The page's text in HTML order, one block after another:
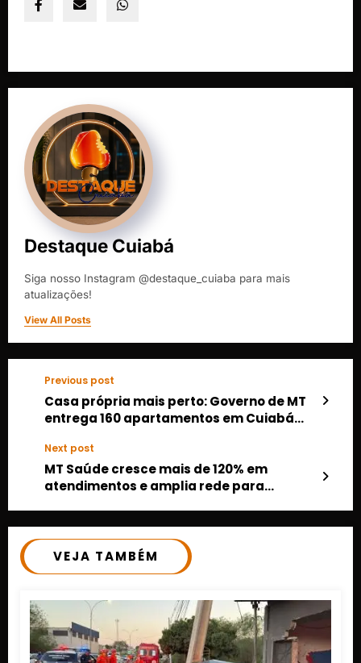
Destaque Cuiabá
Siga nosso Instagram @destaque_cuiaba para mais
atualizações!
View All Posts
Previous post
Casa própria mais perto: Governo de MT
entrega 160 apartamentos em Cuiabá
Next post
MT Saúde cresce mais de 120% em
atendimentos e amplia rede para
VEJA TAMBÉM